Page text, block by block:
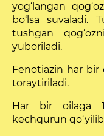
yog‘langan
bo‘lsa suvaladi.
tushgan
yuboriladi.
Fenotiazin har bir
toraytiriladi.
Har bir oilaga
kechqurun